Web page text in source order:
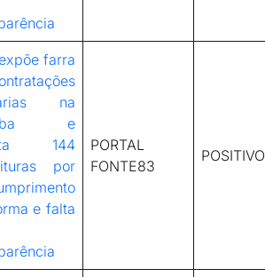
farra
na
e
144
por
e falta
PORTAL
FONTE83
POSITIVO